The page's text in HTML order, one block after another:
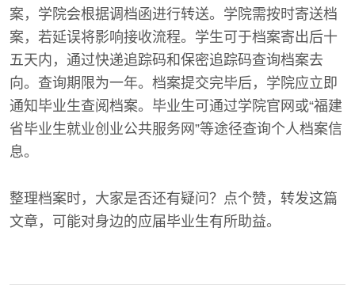
案，学院会根据调档函进行转送。学院需按时寄送档
案，若延误将影响接收流程。学生可于档案寄出后十
五天内，通过快递追踪码和保密追踪码查询档案去
向。查询期限为一年。档案提交完毕后，学院应立即
通知毕业生查阅档案。毕业生可通过学院官网或“福建
省毕业生就业创业公共服务网”等途径查询个人档案信
息。
整理档案时，大家是否还有疑问？点个赞，转发这篇
文章，可能对身边的应届毕业生有所助益。